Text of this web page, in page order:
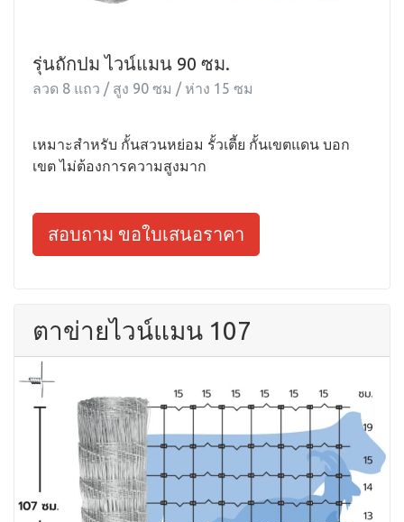
รุ่นถักปม ไวน์แมน 90 ซม.
ลวด 8 แถว / สูง 90 ซม / ห่าง 15 ซม
เหมาะสำหรับ กั้นสวนหย่อม รั้วเตี้ย กั้นเขตแดน บอก
เขต ไม่ต้องการความสูงมาก
สอบถาม ขอใบเสนอราคา
ตาข่ายไวน์แมน 107